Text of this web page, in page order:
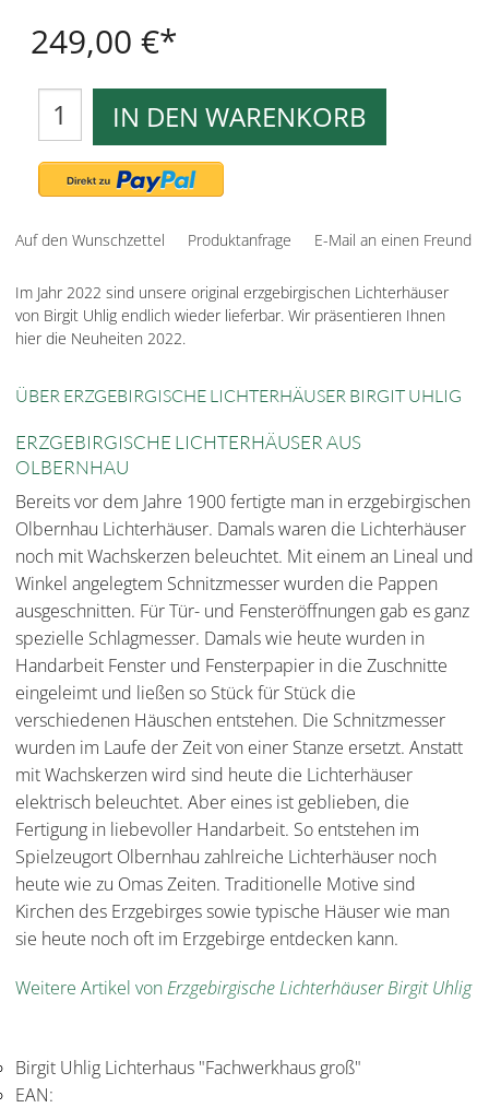
249,00 €
IN DEN WARENKORB
Auf den Wunschzettel Produktanfrage E-Mail an einen Freund
Im Jahr 2022 sind unsere original erzgebirgischen Lichterhäuser
von Birgit Uhlig endlich wieder lieferbar. Wir präsentieren Ihnen
hier die Neuheiten 2022.
ÜBER ERZGEBIRGISCHE LICHTERHÄUSER BIRGIT UHLIG
ERZGEBIRGISCHE LICHTERHÄUSER AUS
OLBERNHAU
Bereits vor dem Jahre 1900 fertigte man in erzgebirgischen
Olbernhau Lichterhäuser. Damals waren die Lichterhäuser
noch mit Wachskerzen beleuchtet. Mit einem an Lineal und
Winkel angelegtem Schnitzmesser wurden die Pappen
ausgeschnitten. Für Tür- und Fensteröffnungen gab es ganz
spezielle Schlagmesser. Damals wie heute wurden in
Handarbeit Fenster und Fensterpapier in die Zuschnitte
eingeleimt und ließen so Stück für Stück die
verschiedenen Häuschen entstehen. Die Schnitzmesser
wurden im Laufe der Zeit von einer Stanze ersetzt. Anstatt
mit Wachskerzen wird sind heute die Lichterhäuser
elektrisch beleuchtet. Aber eines ist geblieben, die
Fertigung in liebevoller Handarbeit. So entstehen im
Spielzeugort Olbernhau zahlreiche Lichterhäuser noch
heute wie zu Omas Zeiten. Traditionelle Motive sind
Kirchen des Erzgebirges sowie typische Häuser wie man
sie heute noch oft im Erzgebirge entdecken kann.
Weitere Artikel vonErzgebirgische Lichterhäuser Birgit Uhlig
Birgit Uhlig Lichterhaus "Fachwerkhaus groß"
EAN: